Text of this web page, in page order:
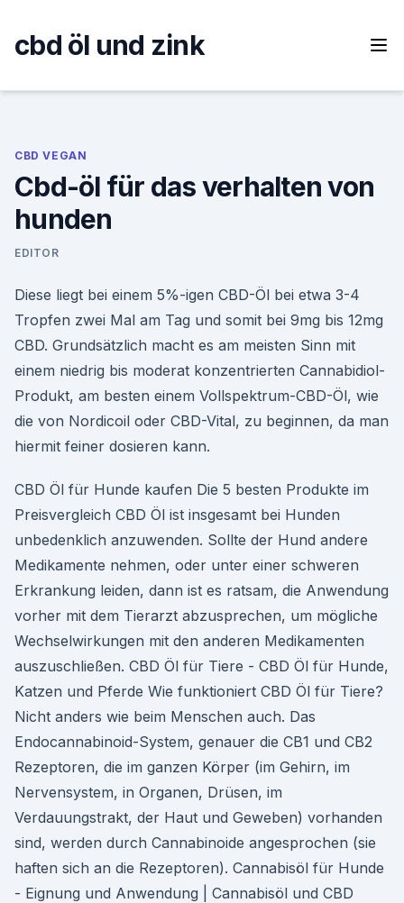
content
cbd öl und zink
CBD VEGAN
Cbd-öl für das verhalten von
hunden
EDITOR
Diese liegt bei einem 5%-igen CBD-Öl bei etwa 3-4
Tropfen zwei Mal am Tag und somit bei 9mg bis 12mg
CBD. Grundsätzlich macht es am meisten Sinn mit
einem niedrig bis moderat konzentrierten Cannabidiol-
Produkt, am besten einem Vollspektrum-CBD-Öl, wie
die von Nordicoil oder CBD-Vital, zu beginnen, da man
hiermit feiner dosieren kann.
CBD Öl für Hunde kaufen Die 5 besten Produkte im
Preisvergleich CBD Öl ist insgesamt bei Hunden
unbedenklich anzuwenden. Sollte der Hund andere
Medikamente nehmen, oder unter einer schweren
Erkrankung leiden, dann ist es ratsam, die Anwendung
vorher mit dem Tierarzt abzusprechen, um mögliche
Wechselwirkungen mit den anderen Medikamenten
auszuschließen. CBD Öl für Tiere - CBD Öl für Hunde,
Katzen und Pferde Wie funktioniert CBD Öl für Tiere?
Nicht anders wie beim Menschen auch. Das
Endocannabinoid-System, genauer die CB1 und CB2
Rezeptoren, die im ganzen Körper (im Gehirn, im
Nervensystem, in Organen, Drüsen, im
Verdauungstrakt, der Haut und Geweben) vorhanden
sind, werden durch Cannabinoide angesprochen (sie
haften sich an die Rezeptoren). Cannabisöl für Hunde
- Eignung und Anwendung | Cannabisöl und CBD